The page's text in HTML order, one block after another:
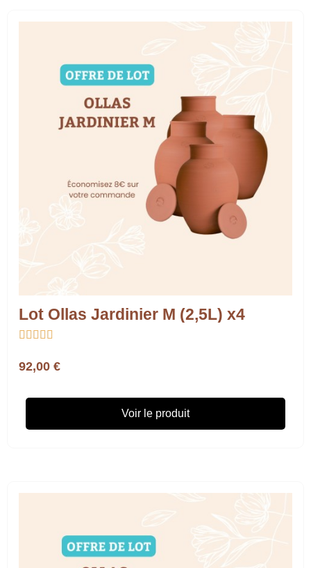
Lot Ollas Jardinier M (2,5L) x4
    
92,00 €
Voir le produit